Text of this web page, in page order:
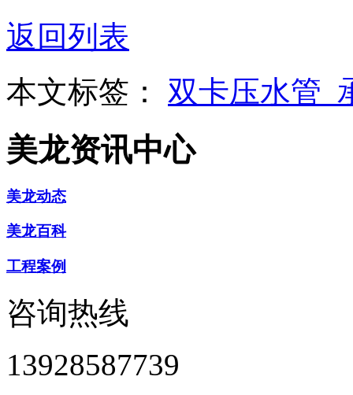
返回列表
本文标签： 双卡压水管_
美龙资讯中心
美龙动态
美龙百科
工程案例
咨询热线
13928587739